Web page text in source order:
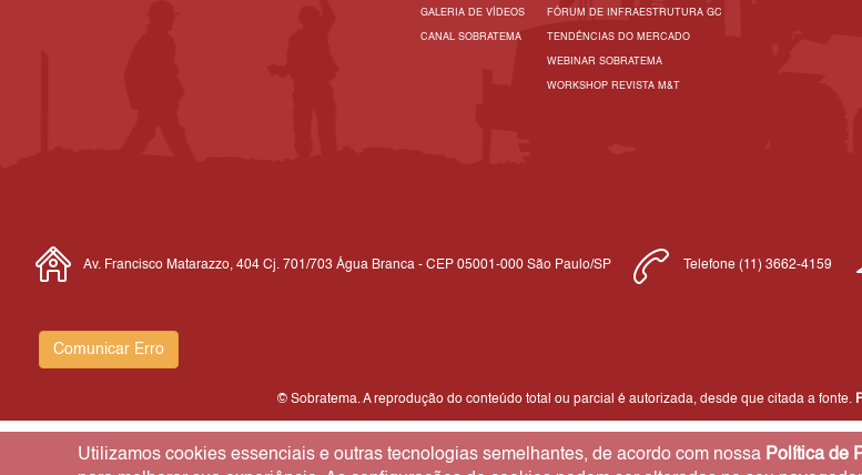
GALERIA DE VÍDEOS
CANAL SOBRATEMA
FÓRUM DE INFRAESTRUTURA GC
TENDÊNCIAS DO MERCADO
WEBINAR SOBRATEMA
WORKSHOP REVISTA M&T
Av. Francisco Matarazzo, 404 Cj. 701/703 Água Branca - CEP 05001-000 São Paulo/SP Telefone (11) 3662-4159
Comunicar Erro
© Sobratema. A reprodução do conteúdo total ou parcial é autorizada, desde que citada a fonte.
Utilizamos cookies essenciais e outras tecnologias semelhantes, de acordo com nossa Política de